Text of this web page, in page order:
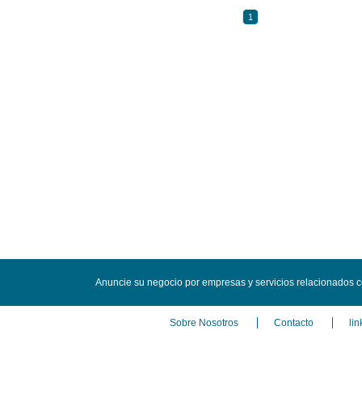
1
Anuncie su negocio por empresas y servicios relacionados
Sobre Nosotros Contacto